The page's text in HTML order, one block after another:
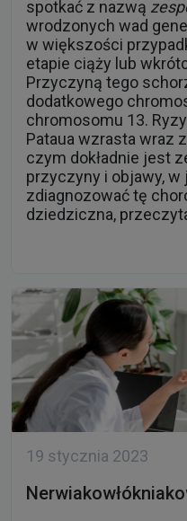
spotkać z nazwą
wrodzonych wad
w większości
etapie ciąży lub
Przyczyną tego
dodatkowego
chromosomu 13.
Pataua wzrasta wraz
czym dokładnie jest
przyczyny i objawy,
zdiagnozować tę
dziedziczna,
19 stycznia 2023